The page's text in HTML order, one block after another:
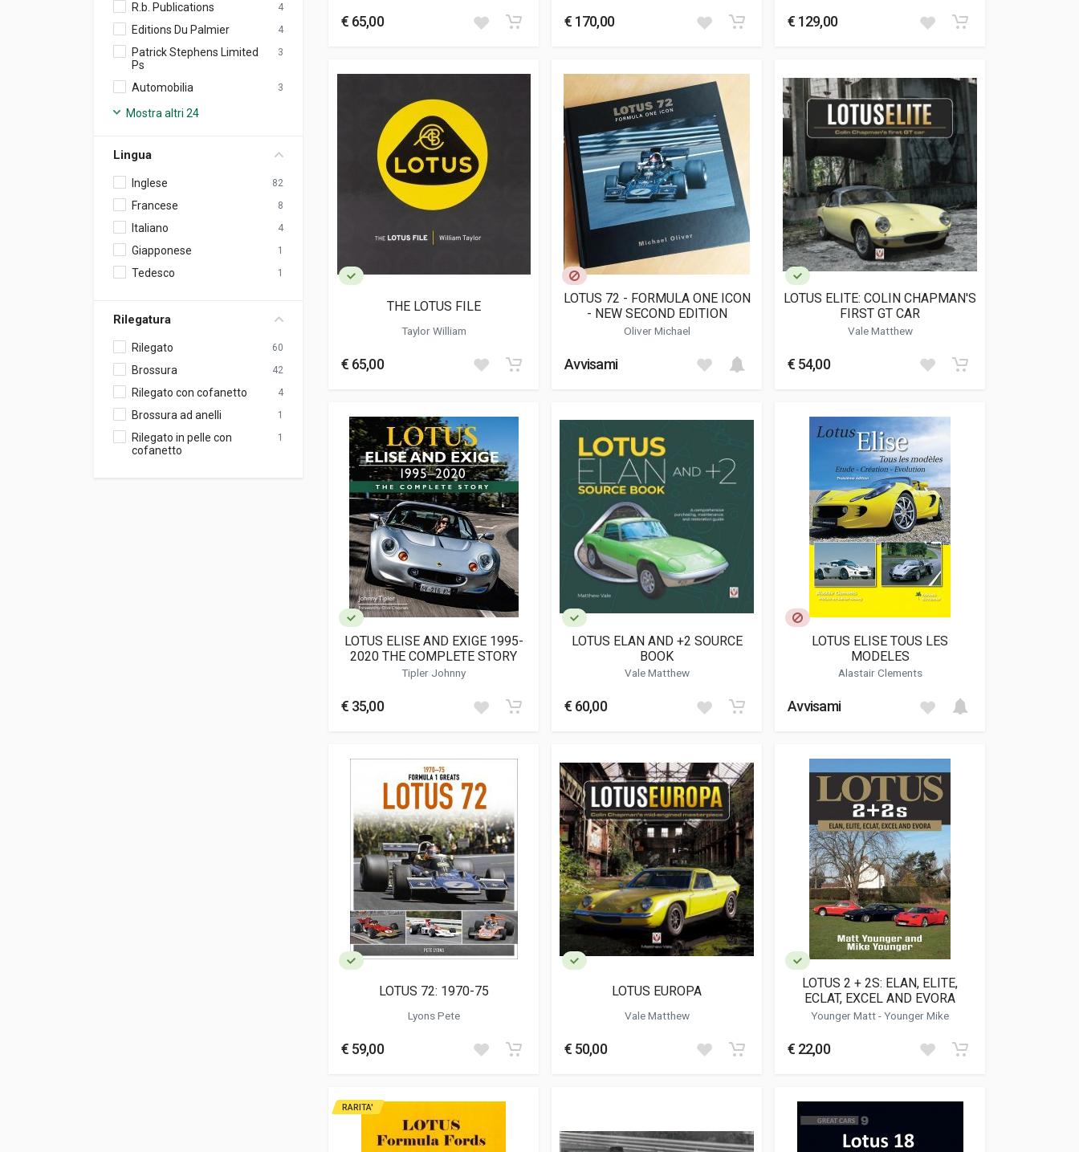
R.b. Publications 4
Editions Du Palmier 4
Patrick Stephens Limited
Ps
3
Automobilia 3
Mostra altri 24
Lingua
Inglese 82
Francese 8
Italiano 4
Giapponese 1
Tedesco 1
Rilegatura
Rilegato 60
Brossura 42
Rilegato con cofanetto 4
Brossura ad anelli 1
Rilegato in pelle con
cofanetto
1
€ 65,00 € 170,00 € 129,00
THE LOTUS FILE
Taylor William
€ 65,00
LOTUS 72 - FORMULA ONE ICON
- NEW SECOND EDITION
Oliver Michael
Avvisami
LOTUS ELITE: COLIN CHAPMAN'S
FIRST GT CAR
Vale Matthew
€ 54,00
LOTUS ELISE AND EXIGE 1995-
2020 THE COMPLETE STORY
Tipler Johnny
€ 35,00
LOTUS ELAN AND +2 SOURCE
BOOK
Vale Matthew
€ 60,00
LOTUS ELISE TOUS LES
MODELES
Alastair Clements
Avvisami
LOTUS 72: 1970-75
Lyons Pete
€ 59,00
LOTUS EUROPA
Vale Matthew
€ 50,00
LOTUS 2 + 2S: ELAN, ELITE,
ECLAT, EXCEL AND EVORA
Younger Matt-Younger Mike
€ 22,00
RARITA'